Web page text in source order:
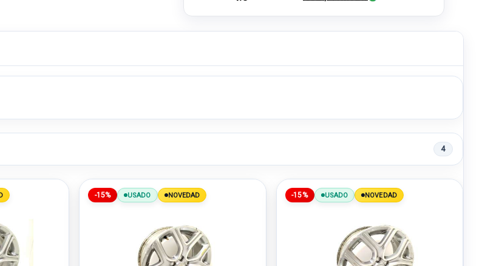
4
-15% USADO NOVEDAD -15% USADO NOVEDAD